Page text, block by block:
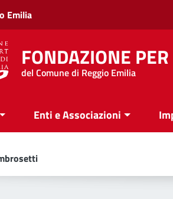
Emilia
FONDAZIONE
del Comune di Reggio Emilia
Enti e Associazioni